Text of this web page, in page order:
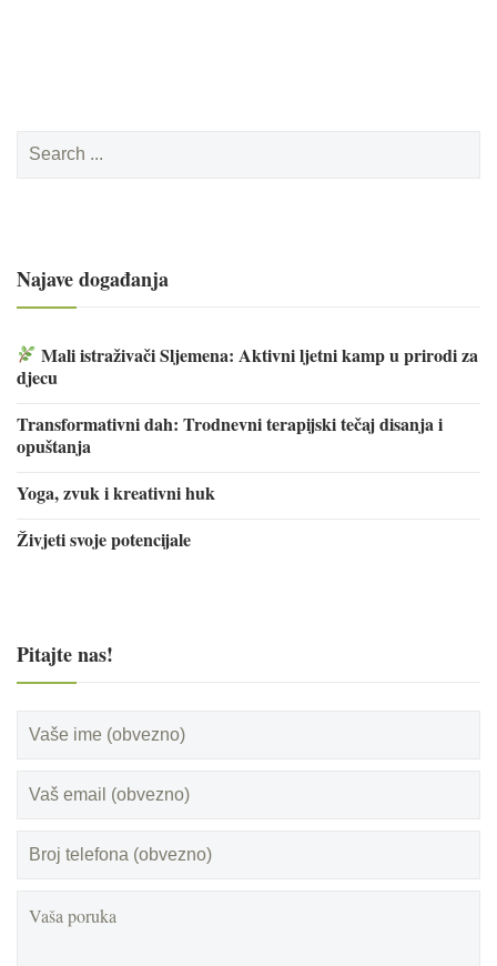
for:
Najave događanja
Mali istraživači Sljemena: Aktivni ljetni kamp u prirodi za
djecu
Transformativni dah: Trodnevni terapijski tečaj disanja i
opuštanja
Yoga, zvuk i kreativni huk
Živjeti svoje potencijale
Pitajte nas!